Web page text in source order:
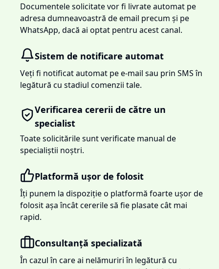
Documentele solicitate vor fi livrate automat pe
adresa dumneavoastră de email precum și pe
WhatsApp, dacă ai optat pentru acest canal.
Sistem de notificare automat
Veți fi notificat automat pe e-mail sau prin SMS în
legătură cu stadiul comenzii tale.
Verificarea cererii de către un
specialist
Toate solicitările sunt verificate manual de
specialiștii noștri.
Platformă ușor de folosit
Îți punem la dispoziție o platformă foarte ușor de
folosit așa încât cererile să fie plasate cât mai
rapid.
Consultanță specializată
În cazul în care ai nelămuriri în legătură cu